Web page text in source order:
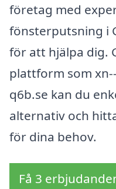
företag med
fönsterputsning i
för att hjälpa dig.
plattform som
q6b.se kan du
alternativ och
för dina behov.
Få 3